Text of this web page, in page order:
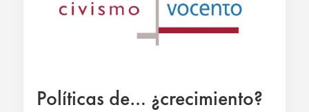
Políticas de… ¿crecimiento?